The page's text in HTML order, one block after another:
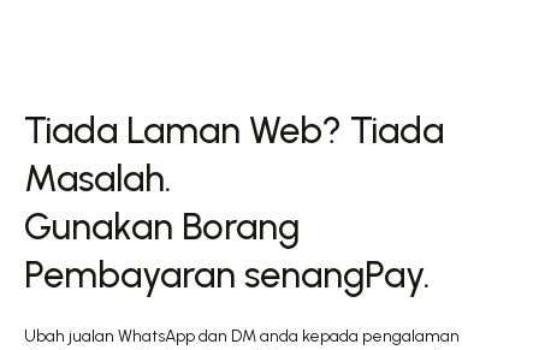
Tiada Laman Web? Tiada
Masalah.
Gunakan Borang
Pembayaran senangPay.
Ubah jualan WhatsApp dan DM anda kepada pengalaman